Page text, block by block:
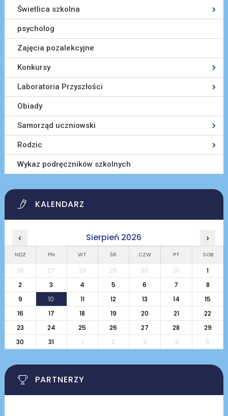
Świetlica szkolna
psycholog
Zajęcia pozalekcyjne
Konkursy
Laboratoria Przyszłości
Obiady
Samorząd uczniowski
Rodzic
Wykaz podręczników szkolnych
KALENDARZ
‹ Sierpień 2026 ›
NDZ PN WT ŚR CZW PT SOB
26 27 28 29 30 31
1
2
3 4 5 6 7
8
9
10 11 12 13 14
15
16
17 18 19 20 21
22
23
24 25 26 27 28
29
30
31 1 2 3 4 5
PARTNERZY